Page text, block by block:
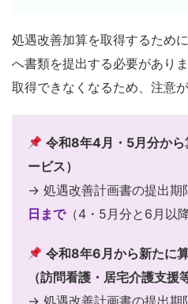
処遇改善加算を取得するため
へ書類を提出する必要があり
取得できなくなるため、注意が
令和8年4月・5月分か
ービス）
→ 処遇改善計画書の提出期
日まで（4・5月分と6月以
令和8年6月から新たに
（訪問看護・居宅介護支援